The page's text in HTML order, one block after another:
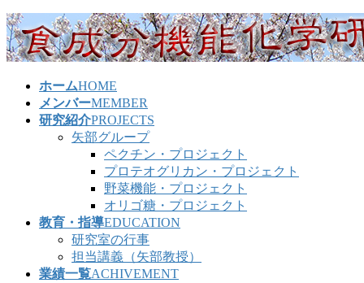
コ
ン
テ
ナ
ビ
ゲ
ホームHOME
メンバーMEMBER
研究紹介PROJECTS
矢部グループ
ペクチン・プロジェクト
プロテオグリカン・プロジェクト
野菜機能・プロジェクト
オリゴ糖・プロジェクト
教育・指導EDUCATION
研究室の行事
担当講義（矢部教授）
業績一覧ACHIVEMENT